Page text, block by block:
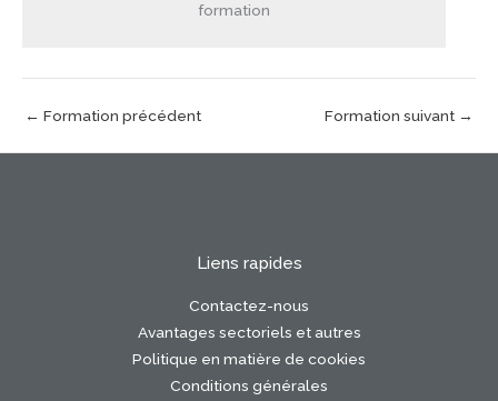
formation
← Formation précédent Formation suivant →
Liens rapides
Contactez-nous
Avantages sectoriels et autres
Politique en matière de cookies
Conditions générales